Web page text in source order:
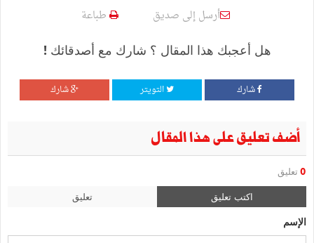
أرسل إلى صديق طباعة
هل أعجبك هذا المقال ؟ شارك مع أصدقائك !
شارك التويتر شارك
أضف تعليق على هذا المقال
0 تعليق
اكتب تعليق تعليق
الإسم